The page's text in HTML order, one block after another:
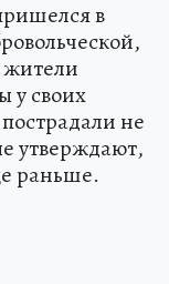
в
жители
у своих
не
утверждают,
раньше.